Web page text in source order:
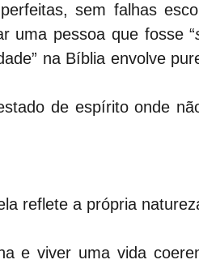
sem falhas
uma pessoa que fosse “
na Bíblia envolve
de espírito onde
reflete a própria
e viver uma vida